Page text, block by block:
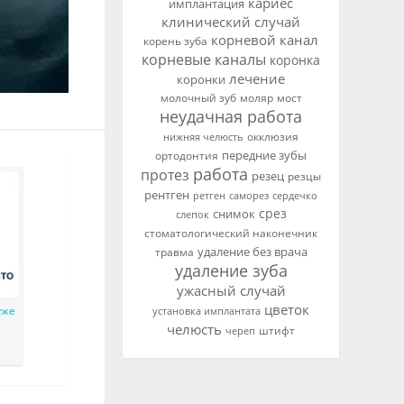
имплантация
клинический случай
корень зуба корневой канал
корневые каналы коронка
коронки лечение
молочный зуб моляр мост
неудачная работа
нижняя челюсть окклюзия
ортодонтия передние зубы
протез работа резец резцы
рентген ретген саморез сердечко
слепок снимок срез
стоматологический наконечник
травма удаление без врача
удаление зуба
ужасный случай
установка имплантата цветок
челюсть череп штифт